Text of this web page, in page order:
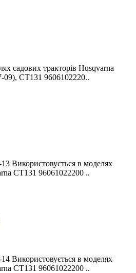
садових тракторів Husqvarna
09), CT131 9606102220..
Використовується в моделях
CT131 96061022200 ..
Використовується в моделях
CT131 96061022200 ..